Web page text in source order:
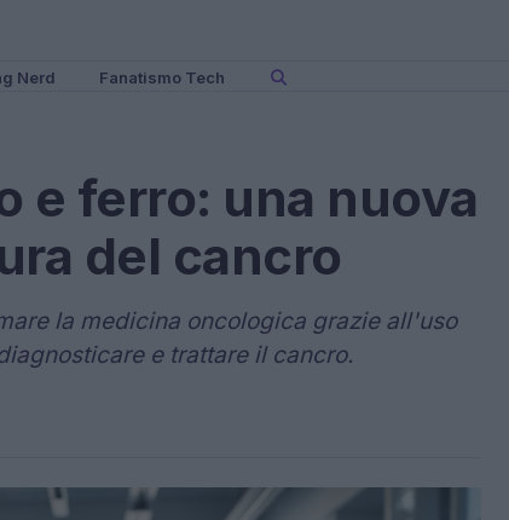
Nerd Fanatismo Tech
e ferro: una nuova
del cancro
la medicina oncologica grazie all'uso
e trattare il cancro.